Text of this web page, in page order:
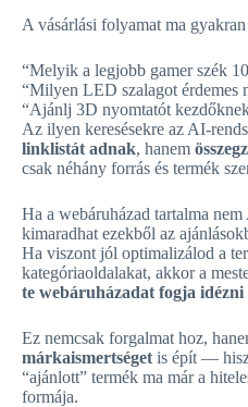
A vásárlási folyamat ma gyakran
“Melyik a legjobb gamer szék
“Milyen LED szalagot érdemes
“Ajánlj 3D nyomtatót
Az ilyen keresésekre az AI-
linklistát adnak, hanem
csak néhány forrás és termék
Ha a webáruházad tartalma
kimaradhat ezekből az
Ha viszont jól optimalizálod a
kategóriaoldalakat, akkor a
te webáruházadat fogja
Ez nemcsak forgalmat hoz,
márkaismertséget is épít —
“ajánlott” termék ma már a
formája.